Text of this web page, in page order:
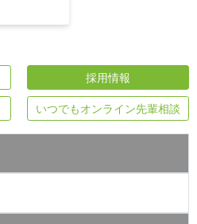
採用情報
いつでもオンライン先輩相談